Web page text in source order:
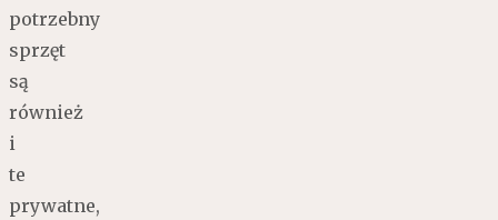
potrzebny
sprzęt
są
również
i
te
prywatne,